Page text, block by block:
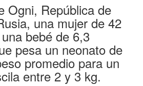
Ogni, República de
una mujer de 42
bebé de 6,3
pesa un neonato de
promedio para un
entre 2 y 3 kg.